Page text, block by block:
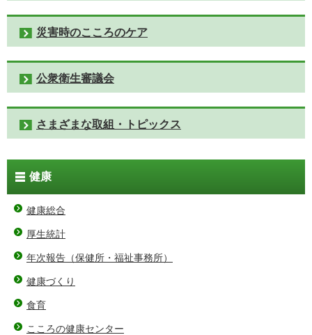
災害時のこころのケア
公衆衛生審議会
さまざまな取組・トピックス
健康
健康総合
厚生統計
年次報告（保健所・福祉事務所）
健康づくり
食育
こころの健康センター